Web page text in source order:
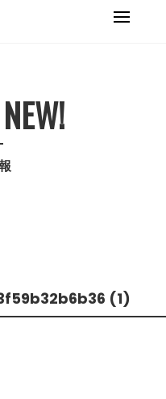
Primary
(1)